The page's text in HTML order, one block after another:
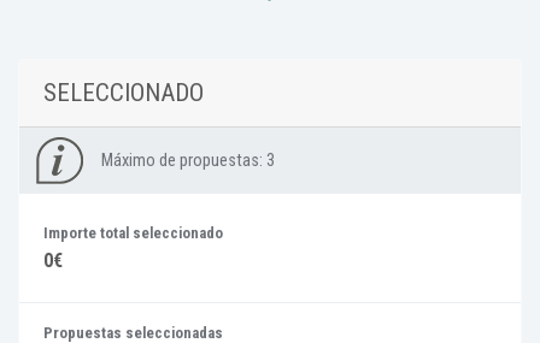
SELECCIONADO
Máximo de propuestas: 3
Importe total seleccionado
0€
Propuestas seleccionadas